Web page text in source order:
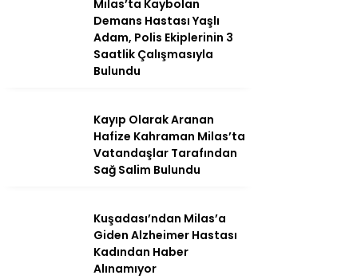
Milas’ta Kaybolan
Demans Hastası Yaşlı
Adam, Polis Ekiplerinin 3
Saatlik Çalışmasıyla
Bulundu
Kayıp Olarak Aranan
Hafize Kahraman Milas’ta
Vatandaşlar Tarafından
Sağ Salim Bulundu
Kuşadası’ndan Milas’a
Giden Alzheimer Hastası
Kadından Haber
Alınamıyor